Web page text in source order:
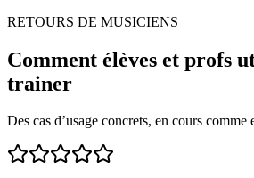
RETOURS DE MUSICIENS
Comment élèves et profs
trainer
Des cas d’usage concrets, en cours